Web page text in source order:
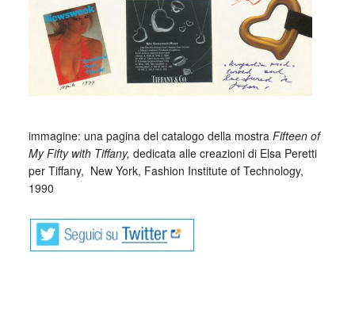
immagine: una pagina del catalogo della mostra Fifteen of
My Fifty with Tiffany, dedicata alle creazioni di Elsa Peretti
per Tiffany, New York, Fashion Institute of Technology,
1990